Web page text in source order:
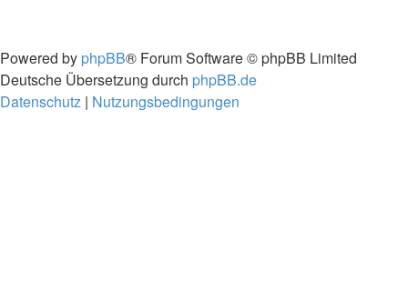
Powered by phpBB® Forum Software © phpBB Limited
Deutsche Übersetzung durch phpBB.de
Datenschutz | Nutzungsbedingungen